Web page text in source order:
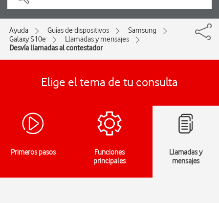
Ayuda Guías de dispositivos
Samsung
Galaxy S10e
Llamadas y mensajes
Desvía llamadas al contestador
Elige el tema de tu consulta
Primeros pasos
Funciones
principales
Llamadas y
mensajes